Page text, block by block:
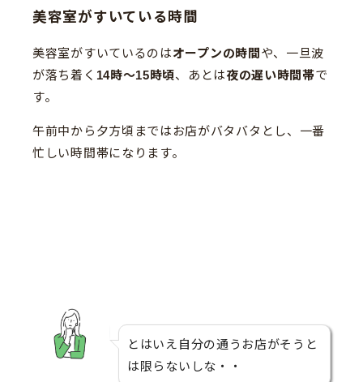
美容室がすいている時間
美容室がすいているのはオープンの時間 や、一旦波
が落ち着く 14時〜15時頃、あとは夜の遅い時間帯で
す。
午前中から夕方頃まではお店がバタバタとし、一番
忙しい時間帯になります。
とはいえ自分の通うお店がそうと
は限らないしな・・